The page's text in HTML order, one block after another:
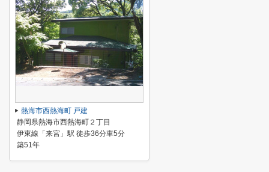
熱海市西熱海町 戸建
静岡県熱海市西熱海町２丁目
伊東線「来宮」駅 徒歩36分車5分
築51年